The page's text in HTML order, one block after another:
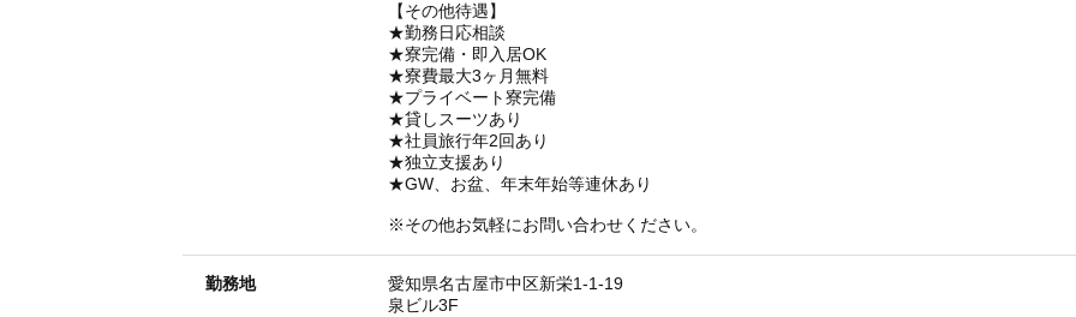
【その他待遇】
★勤務日応相談
★寮完備・即入居OK
★寮費最大3ヶ月無料
★プライベート寮完備
★貸しスーツあり
★社員旅行年2回あり
★独立支援あり
★GW、お盆、年末年始等連休あり
※その他お気軽にお問い合わせください。
勤務地
愛知県名古屋市中区新栄1-1-19
泉ビル3F